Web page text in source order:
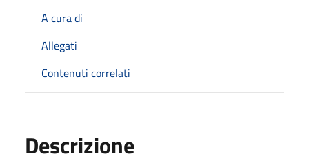
A cura di
Allegati
Contenuti correlati
Descrizione